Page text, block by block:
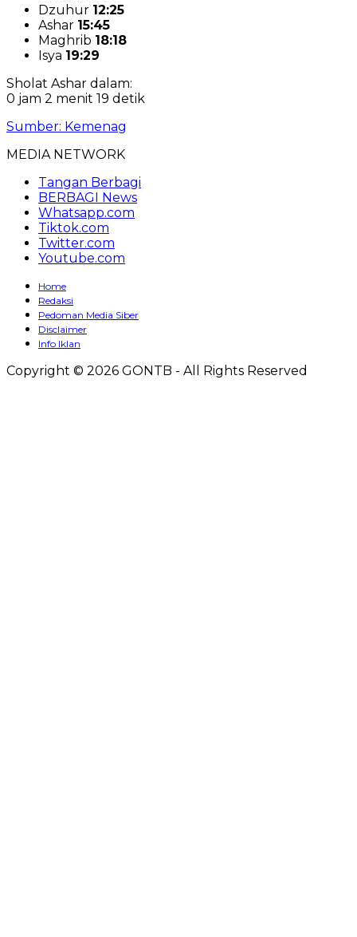
Dzuhur 12:25
Ashar 15:45
Maghrib 18:18
Isya 19:29
Sholat Ashar dalam:
0 jam 2 menit 18 detik
Sumber: Kemenag
MEDIA NETWORK
Tangan Berbagi
BERBAGI News
Whatsapp.com
Tiktok.com
Twitter.com
Youtube.com
Home
Redaksi
Pedoman Media Siber
Disclaimer
Info Iklan
Copyright © 2026 GONTB - All Rights Reserved